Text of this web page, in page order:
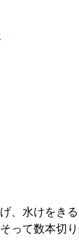
、水けをき
って数本切り